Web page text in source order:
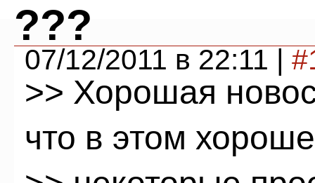
???
07/12/2011 в 22:11 |
>> Хорошая
что в этом